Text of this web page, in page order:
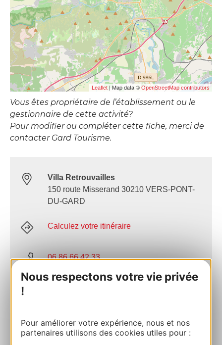
Nous respectons votre vie privée
!
Pour améliorer votre expérience, nous et nos
partenaires utilisons des cookies utiles pour :
Leaflet | Map data © OpenStreetMap contributors
Vous êtes propriétaire de l’établissement ou le
gestionnaire de cette activité?
Pour modifier ou compléter cette fiche, merci de
contacter Gard Tourisme.
Villa Retrouvailles
150 route Misserand 30210 VERS-PONT-
DU-GARD
Calculez votre itinéraire
06 86 66 42 33
AU CARNET